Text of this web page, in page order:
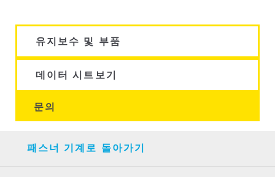
유지보수 및 부품
데이터 시트보기
문의
패스너 기계로 돌아가기